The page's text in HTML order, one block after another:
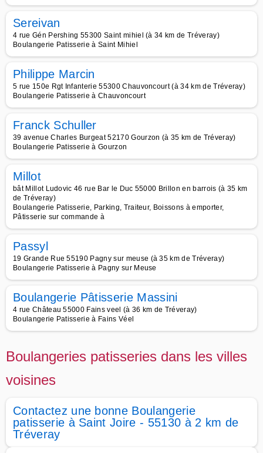
Sereivan
4 rue Gén Pershing 55300 Saint mihiel (à 34 km de Tréveray)
Boulangerie Patisserie à Saint Mihiel
Philippe Marcin
5 rue 150e Rgt Infanterie 55300 Chauvoncourt (à 34 km de Tréveray)
Boulangerie Patisserie à Chauvoncourt
Franck Schuller
39 avenue Charles Burgeat 52170 Gourzon (à 35 km de Tréveray)
Boulangerie Patisserie à Gourzon
Millot
bât Millot Ludovic 46 rue Bar le Duc 55000 Brillon en barrois (à 35 km
de Tréveray)
Boulangerie Patisserie, Parking, Traiteur, Boissons à emporter,
Pâtisserie sur commande à
Passyl
19 Grande Rue 55190 Pagny sur meuse (à 35 km de Tréveray)
Boulangerie Patisserie à Pagny sur Meuse
Boulangerie Pâtisserie Massini
4 rue Château 55000 Fains veel (à 36 km de Tréveray)
Boulangerie Patisserie à Fains Véel
Boulangeries patisseries dans les villes
voisines
Contactez une bonne Boulangerie
patisserie à Saint Joire - 55130 à 2 km de
Tréveray